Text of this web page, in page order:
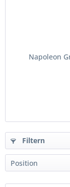
Napoleon
Filtern